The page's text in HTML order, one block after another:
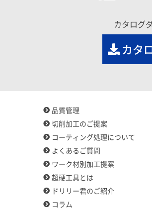
カタログ
カタ
品質管理
切削加工のご提案
コーティング処理について
よくあるご質問
ワーク材別加工提案
超硬工具とは
ドリリー君のご紹介
コラム